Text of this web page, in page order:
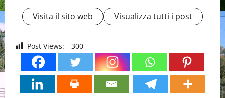
Visita il sito web Visualizza tutti i post
Post Views: 300